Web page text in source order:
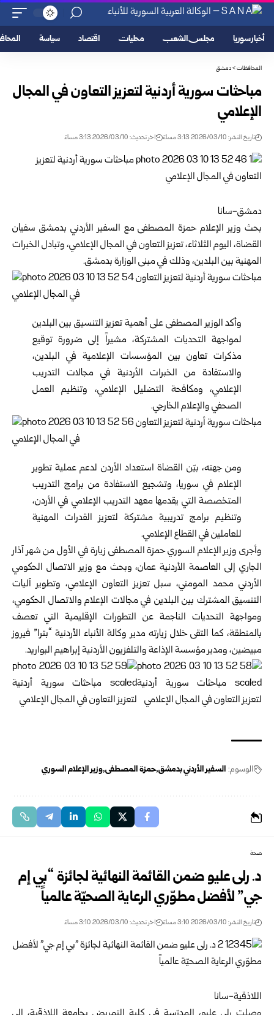
أخبار سوريا مجلس الشعب محليات اقتصاد سياسة
المحافظات>دمشق
مباحثات سورية أردنية لتعزيز التعاون في المجال
الإعلامي
تاريخ النشر: 2026/03/10 3:13 مساءً اخر تحديث: 2026/03/10 3:13 مساءً
دمشق-سانا
بحث وزير الإعلام حمزة المصطفى مع السفير الأردني بدمشق سفيان
القضاة، اليوم الثلاثاء، تعزيز التعاون في المجال الإعلامي، وتبادل الخبرات
المهنية بين البلدين، وذلك في مبنى الوزارة بدمشق.
وأكد الوزير المصطفى على أهمية تعزيز التنسيق بين البلدين
لمواجهة التحديات المشتركة، مشيراً إلى ضرورة توقيع
مذكرات تعاون بين المؤسسات الإعلامية في البلدين،
والاستفادة من الخبرات الأردنية في مجالات التدريب
الإعلامي، ومكافحة التضليل الإعلامي، وتنظيم العمل
الصحفي والإعلام الخارجي.
ومن جهته، بيّن القضاة استعداد الأردن لدعم عملية تطوير
الإعلام في سوريا، وتشجيع الاستفادة من برامج التدريب
المتخصصة التي يقدمها معهد التدريب الإعلامي في الأردن،
وتنظيم برامج تدريبية مشتركة لتعزيز القدرات المهنية
للعاملين في القطاع الإعلامي.
وأجرى وزير الإعلام السوري حمزة المصطفى زيارة في الأول من شهر آذار
الجاري إلى العاصمة الأردنية عمان، وبحث مع وزير الاتصال الحكومي
الأردني محمد المومني، سبل تعزيز التعاون الإعلامي، وتطوير آليات
التنسيق المشترك بين البلدين في مجالات الإعلام والاتصال الحكومي،
ومواجهة التحديات الناجمة عن التطورات الإقليمية التي تعصف
بالمنطقة، كما التقى خلال زيارته مدير وكالة الأنباء الأردنية “بترا” فيروز
مبيضين، ومدير مؤسسة الإذاعة والتلفزيون الأردنية إبراهيم البواريد.
الوسوم: السفير الأردني بدمشق حمزة المصطفى وزير الإعلام السوري
صحة
د. رلى عليو ضمن القائمة النهائية لجائزة “بي إم
جي” لأفضل مطوّري الرعاية الصحيّة عالمياً
تاريخ النشر: 2026/03/10 3:10 مساءً اخر تحديث: 2026/03/10 3:10 مساءً
اللاذقية-سانا